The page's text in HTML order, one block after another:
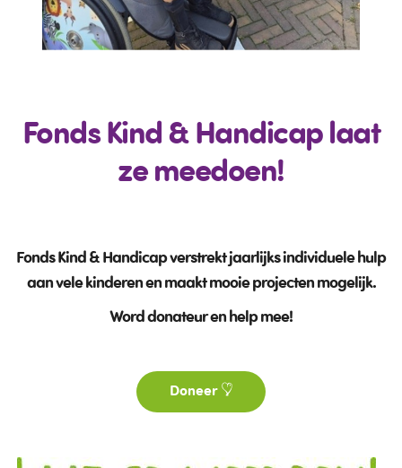
Fonds Kind & Handicap laat
ze meedoen!
Fonds Kind & Handicap verstrekt jaarlijks individuele hulp
aan vele kinderen en maakt mooie projecten mogelijk.
Word donateur en help mee!
Doneer